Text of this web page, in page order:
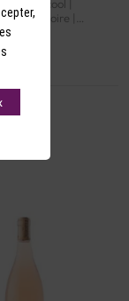
d'alcool |
Rosé | Loire |
| AOP